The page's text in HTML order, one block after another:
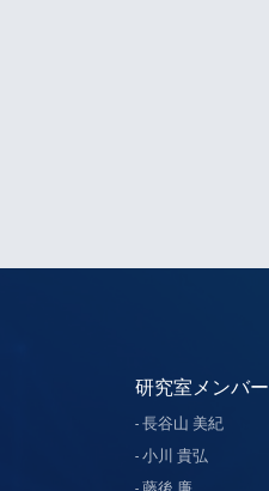
研究室メンバー
長谷山 美紀
小川 貴弘